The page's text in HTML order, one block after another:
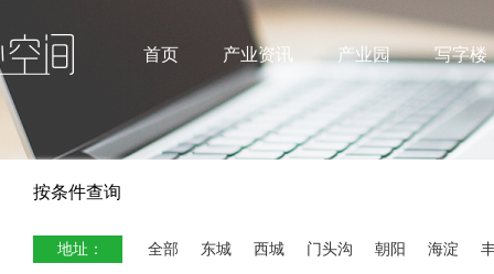
首页 产业资讯 产业园 写字楼
按条件查询
地址： 全部 东城 西城 门头沟 朝阳 海淀